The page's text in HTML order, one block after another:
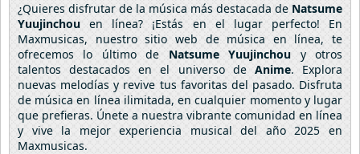
¿Quieres disfrutar de la música más destacada de Natsume
Yuujinchou en línea? ¡Estás en el lugar perfecto! En
Maxmusicas, nuestro sitio web de música en línea, te
ofrecemos lo último de Natsume Yuujinchou y otros
talentos destacados en el universo de Anime. Explora
nuevas melodías y revive tus favoritas del pasado. Disfruta
de música en línea ilimitada, en cualquier momento y lugar
que prefieras. Únete a nuestra vibrante comunidad en línea
y vive la mejor experiencia musical del año 2025 en
Maxmusicas.